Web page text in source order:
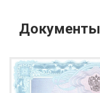
Документы